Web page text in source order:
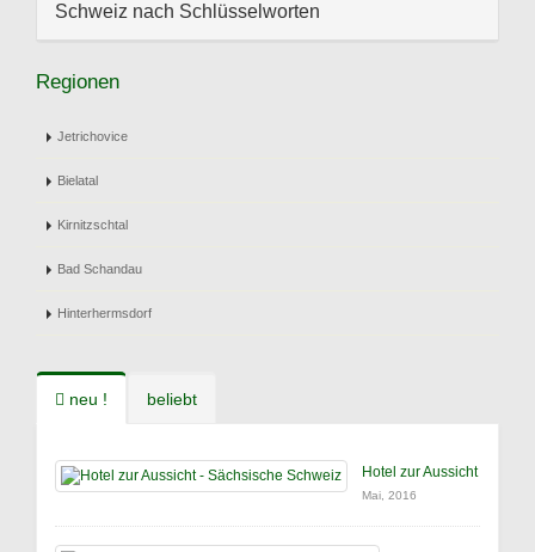
Schweiz nach Schlüsselworten
Regionen
Jetrichovice
Bielatal
Kirnitzschtal
Bad Schandau
Hinterhermsdorf
neu ! beliebt
Hotel zur Aussicht
Mai, 2016